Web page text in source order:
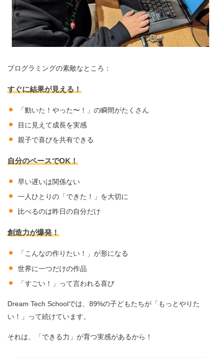
プログラミングの素敵なところ：
すぐに結果が見える！
「動いた！やった〜！」の瞬間がたくさん
目に見えて成長を実感
親子で喜びを共有できる
自分のペースでOK！
早い遅いは関係ない
一人ひとりの「できた！」を大切に
比べるのは昨日の自分だけ
創造力が爆発！
「こんなの作りたい！」が形になる
世界に一つだけの作品
「すごい！」って言われる喜び
Dream Tech Schoolでは、89%の子どもたちが「もっとやりた
い！」って続けています。
それは、「できる力」が育つ実感があるから！